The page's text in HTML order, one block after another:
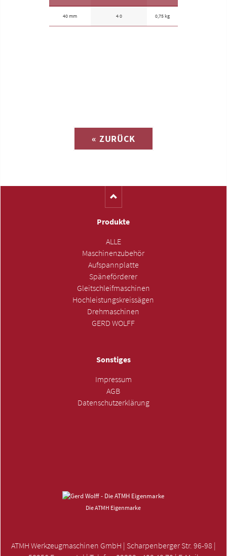
40 mm 4 0 0,75 kg
« ZURÜCK
Produkte
ALLE
Maschinenzubehör
Aufspannplatte
Späneförderer
Gleitschleifmaschinen
Hochleistungskreissägen
Drehmaschinen
GERD WOLFF
Sonstiges
Impressum
AGB
Datenschutzerklärung
Die ATMH Eigenmarke
ATMH Werkzeugmaschinen GmbH | Scharpenberger Str. 96-98 |